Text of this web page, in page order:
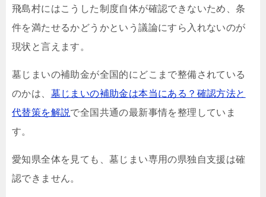
飛島村にはこうした制度自体が確認できないため、条
件を満たせるかどうかという議論にすら入れないのが
現状と言えます。
墓じまいの補助金が全国的にどこまで整備されている
のかは、 墓じまいの補助金は本当にある？確認方法と
代替策を解説で全国共通の最新事情を整理していま
す。
愛知県全体を見ても、墓じまい専用の県独自支援は確
認できません。